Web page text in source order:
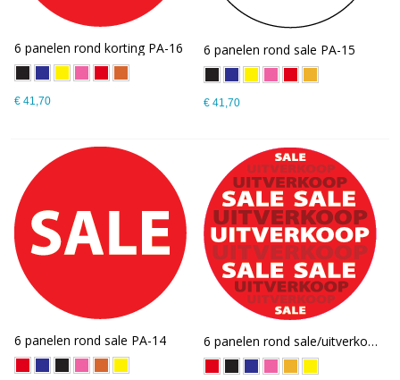
6 panelen rond korting PA-16
€ 41,70
6 panelen rond sale PA-15
€ 41,70
6 panelen rond sale PA-14 6 panelen rond sale/uitverkoop PA-13